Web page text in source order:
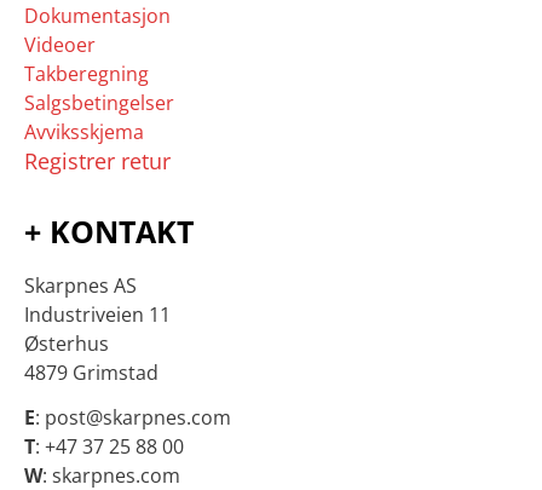
Dokumentasjon
Videoer
Takberegning
Salgsbetingelser
Avviksskjema
Registrer retur
+ KONTAKT
Skarpnes AS
Industriveien 11
Østerhus
4879 Grimstad
E: post@skarpnes.com
T: +47 37 25 88 00
W: skarpnes.com